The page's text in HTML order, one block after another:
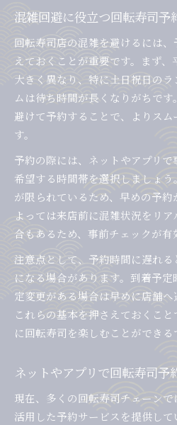
回転寿司予約で家族団
コスパ重視でも満足できる
回転寿司予約でコスパ
お得に利用するための
コスパ重視の回転寿司
回転寿司予約でリーズ
混雑回避に役立つ回転寿司予
回転寿司店の混雑を避けるには
えておくことが重要です。まず
大きく異なり、特に土日祝日のラ
ムは待ち時間が長くなりがちで
避けて予約することで、よりス
す。
予約の際には、ネットやアプリで
希望する時間帯を選択しましょ
が限られているため、早めの予
よっては来店前に混雑状況をリ
合もあるため、事前チェックが有
注意点として、予約時間に遅れ
になる場合があります。到着予
定変更がある場合は早めに店舗へ
これらの基本を押さえておくこ
に回転寿司を楽しむことができる
ネットやアプリで回転寿司予
現在、多くの回転寿司チェーン
活用した予約サービスを提供し